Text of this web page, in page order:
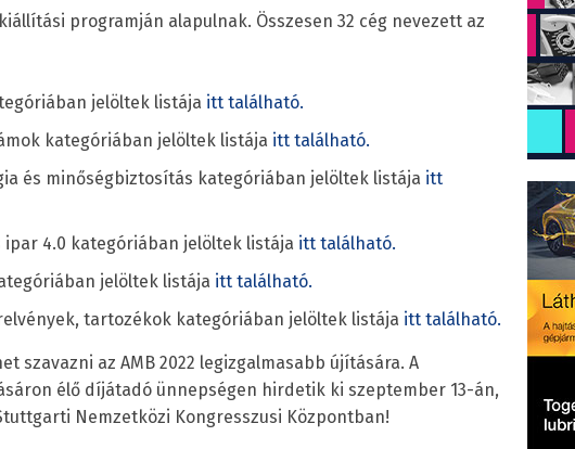
programján alapulnak. Összesen 32 cég nevezett az
jelöltek listája itt található.
kategóriában jelöltek listája itt található.
és minőségbiztosítás kategóriában jelöltek listája itt
ipar 4.0 kategóriában jelöltek listája itt található.
jelöltek listája itt található.
tartozékok kategóriában jelöltek listája itt található.
szavazni az AMB 2022 legizgalmasabb újítására. A
élő díjátadó ünnepségen hirdetik ki szeptember 13-án,
Nemzetközi Kongresszusi Központban!